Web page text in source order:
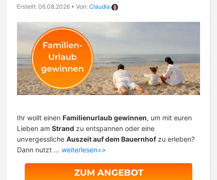
Erstellt: 06.08.2026 • Von: Claudia
Ihr wollt einen Familienurlaub gewinnen, um mit euren
Lieben am Strand zu entspannen oder eine
unvergessliche Auszeit auf dem Bauernhofzu erleben?
Dann nutzt … weiterlesen>>
ZUM ANGEBOT